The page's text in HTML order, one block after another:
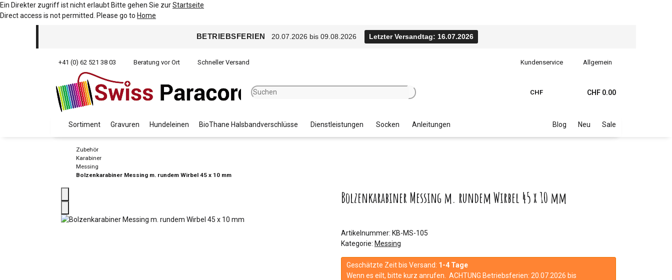
Ein Direkter zugriff ist nicht erlaubt Bitte gehen Sie zurStartseite
Direct access is not permitted. Please go to Home
BETRIEBSFERIEN 20.07.2026 bis 09.08.2026 Letzter Versandtag: 16.07.2026
+41 (0) 62 521 38 03 Beratung vor Ort Schneller Versand Kundenservice Allgemein
CHF CHF 0.00
Sortiment Gravuren Hundeleinen BioThane Halsbandverschlüsse Dienstleistungen Socken Anleitungen Blog Neu Sale
Zubehör
Karabiner
Messing
Bolzenkarabiner Messing m. rundem Wirbel 45 x 10 mm
Bolzenkarabiner Messing m. rundem Wirbel 45 x 10 mm
Artikelnummer: KB-MS-105
Kategorie: Messing
Geschätzte Zeit bis Versand: 1-4 Tage
Wenn es eilt, bitte kurz anrufen. ACHTUNG Betriebsferien: 20.07.2026 bis